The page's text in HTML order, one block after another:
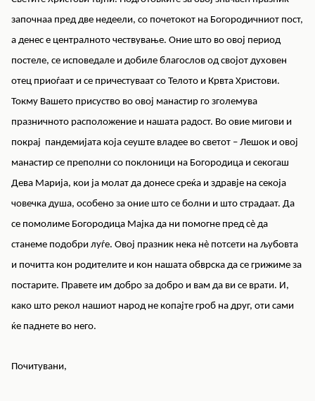
започнаа пред две недеели, со почетокот на Богородичниот пост,
а денес е централното чествување. Оние што во овој период
постеле, се исповедале и добиле благослов од својот духовен
отец приоѓаат и се причестуваат со Телото и Крвта Христови.
Токму Вашето присуство во овој манастир го зголемува
празничното расположение и нашата радост. Во овие мигови и
покрај пандемијата која сеуште владее во светот – Лешок и овој
манастир се преполни со поклоници на Богородица и секогаш
Дева Марија, кои ја молат да донесе среќа и здравје на секоја
човечка душа, особено за оние што се болни и што страдаат. Да
се помолиме Богородица Мајка да ни помогне пред сè да
станеме подобри луѓе. Овој празник нека нè потсети на љубовта
и почитта кон родителите и кон нашата обврска да се грижиме за
постарите. Правете им добро за добро и вам да ви се врати. И,
како што рекол нашиот народ не копајте гроб на друг, оти сами
ќе паднете во него.
Почитувани,